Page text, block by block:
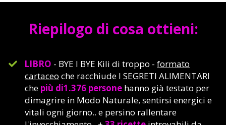
Riepilogo di cosa ottieni:
LIBRO - BYE I BYE Kili di troppo -formato
cartaceo che racchiude I SEGRETI ALIMENTARI
che più di1.376 persone hanno già testato per
dimagrire in Modo Naturale, sentirsi energici e
vitali ogni giorno.. e persino rallentare